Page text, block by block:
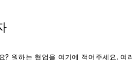
? 원하는 협업을 여기에 적어주세요. 여